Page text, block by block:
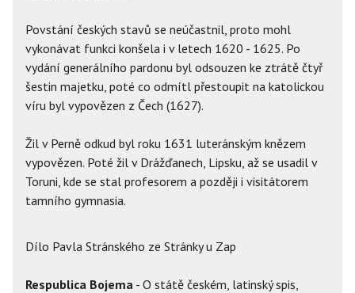
Povstání českých stavů se neúčastnil, proto mohl
vykonávat funkci konšela i v letech 1620 - 1625. Po
vydání generálního pardonu byl odsouzen ke ztrátě čtyř
šestin majetku, poté co odmítl přestoupit na katolickou
víru byl vypovězen z Čech (1627).
Žil v Perně odkud byl roku 1631 luteránským knězem
vypovězen. Poté žil v Drážďanech, Lipsku, až se usadil v
Toruni, kde se stal profesorem a později i visitátorem
tamního gymnasia.
Dílo Pavla Stránského ze Stránky u Zap
Respublica Bojema - O státě českém, latinský spis,